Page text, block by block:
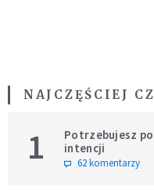
NAJCZĘŚCIEJ
1
Potrzebujesz
intencji
62 komentarzy